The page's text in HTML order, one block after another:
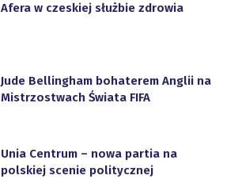
Afera w czeskiej służbie zdrowia
Jude Bellingham bohaterem Anglii na
Mistrzostwach Świata FIFA
Unia Centrum – nowa partia na
polskiej scenie politycznej